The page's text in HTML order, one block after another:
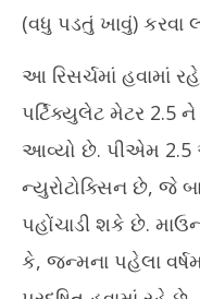
(વધુ પડતું ખાવું) કરવા
આ રિસર્ચમાં હવામાં
પર્ટિક્યુલેટ મેટર 2.5 ને
આવ્યો છે. પીએમ
ન્યુરોટોક્સિન છે, જે
પહોંચાડી શકે છે.
કે, જન્મના પહેલા